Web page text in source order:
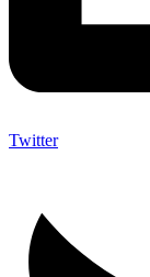
Twitter